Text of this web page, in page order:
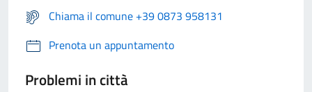
Chiama il comune +39 0873 958131
Prenota un appuntamento
Problemi in città